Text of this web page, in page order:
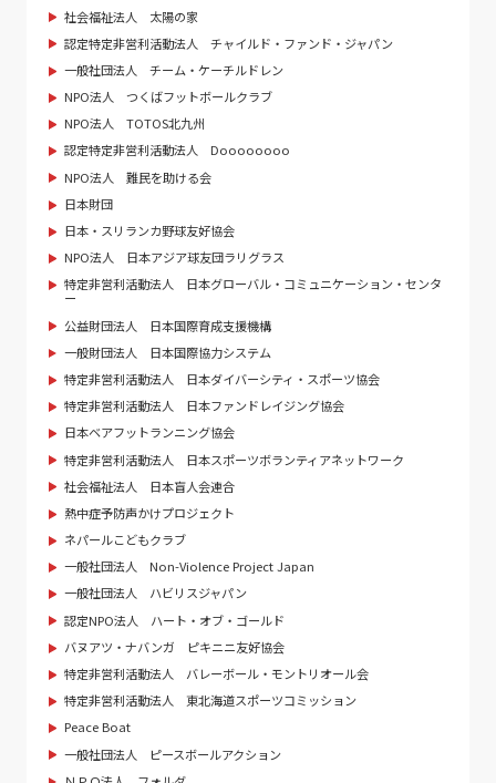
社会福祉法人 太陽の家
認定特定非営利活動法人 チャイルド・ファンド・ジャパン
一般社団法人 チーム・ケーチルドレン
NPO法人 つくばフットボールクラブ
NPO法人 TOTOS北九州
認定特定非営利活動法人 Doooooooo
NPO法人 難民を助ける会
日本財団
日本・スリランカ野球友好協会
NPO法人 日本アジア球友団ラリグラス
特定非営利活動法人 日本グローバル・コミュニケーション・センタ
ー
公益財団法人 日本国際育成支援機構
一般財団法人 日本国際協力システム
特定非営利活動法人 日本ダイバーシティ・スポーツ協会
特定非営利活動法人 日本ファンドレイジング協会
日本ベアフットランニング協会
特定非営利活動法人 日本スポーツボランティアネットワーク
社会福祉法人 日本盲人会連合
熱中症予防声かけプロジェクト
ネパールこどもクラブ
一般社団法人 Non-Violence Project Japan
一般社団法人 ハビリスジャパン
認定NPO法人 ハート・オブ・ゴールド
バヌアツ・ナバンガ ピキニニ友好協会
特定非営利活動法人 バレーボール・モントリオール会
特定非営利活動法人 東北海道スポーツコミッション
Peace Boat
一般社団法人 ピースボールアクション